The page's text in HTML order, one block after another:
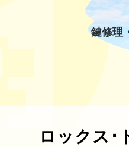
鍵修理
ロックス･